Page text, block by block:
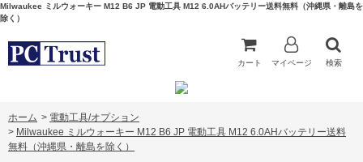
Milwaukee ミルウォーキー M12 B6 JP 電動工具 M12 6.0AHバッテリー送料無料（沖縄県・離島を
除く）
カート マイページ 検索
ホーム > 電動工具/オプション
> Milwaukee ミルウォーキー M12 B6 JP 電動工具 M12 6.0AHバッテリー送料
無料（沖縄県・離島を除く）